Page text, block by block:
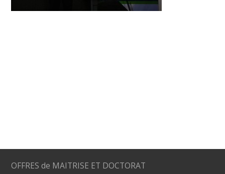
OFFRES de MAITRISE ET DOCTORAT